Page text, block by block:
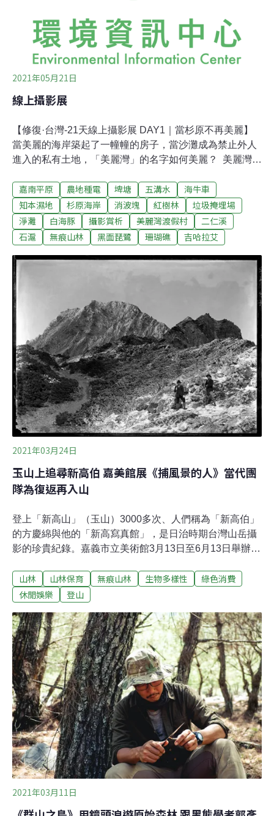
2021年05月21日
線上攝影展
【修復·台灣-21天線上攝影展 DAY1｜當杉原不再美麗】
當美麗的海岸築起了一幢幢的房子，當沙灘成為禁止外人
進入的私有土地，「美麗灣」的名字如何美麗？ 美麗灣渡
原海岸興建飯店，但開發之初就刻意規避環評並先動工，
引起民間持續的抗爭並發起環境訴訟。雖然法院多次判決
環評程序及建照違法，但建築物還是持續不斷長大，最
終，在2016年最高法院判決中撤銷復工的行政處分，結束
了多年的纏訟過程。而業者和縣府之間的仲裁結果也在
2020年出爐，台東縣府需賠償業者6.29億元買回建築物。
後續利用上，縣府認為因為建築物已經幾乎蓋好，希望永
續利用該建築物；而民間團體則站在環境正義、污染防治
的立場上主張拆除。【延伸閱讀】美麗灣仲裁結果縣府
6.29億元買回 環團：財團損失不應全民買單
嘉南平原 農地種電 埤塘 五溝水
海牛車
知本濕地
杉原海岸 消波塊 紅樹林
垃圾掩埋場
淨灘
白海豚 攝影賞析 美麗灣渡假村
二仁溪
石滬
無痕山林 黑面琵鷺 珊瑚礁 吉哈拉艾
2021年03月24日
玉山上追尋新高伯 嘉美館展《捕風景的人》當代團
隊為復返再入山
登上「新高山」（玉山）3000多次、人們稱為「新高伯」
的方慶綿與他的「新高寫真館」，是日治時期台灣山岳攝
影的珍貴紀錄。嘉義市立美術館3月13日至6月13日舉辦
的山岳影像為核心，當代創作者藉由復返行動，再創作多
種媒材的作品，與方慶綿展開精彩的隔空對話。19日開展
山國家公園管理處副處長盧淑妃等人皆來到現場，並由嘉
義市立美術館館長賴依欣與策展的藝術家李旭彬進行導
覽。方慶綿（1905－1972）誕生於南投集集。時值日本治
理台灣，殖民政府派遣人員對台灣進行測量，發現玉山比
日本富士山的海拔還高，因此明治天皇將其命名為「新高
山」。1926年，方慶綿首次登上新高山，1927年在嘉義市
區經營「新高寫真館」。
山林 山林保育 無痕山林 生物多樣性
綠色消費
休閒娛樂
登山
2021年03月11日